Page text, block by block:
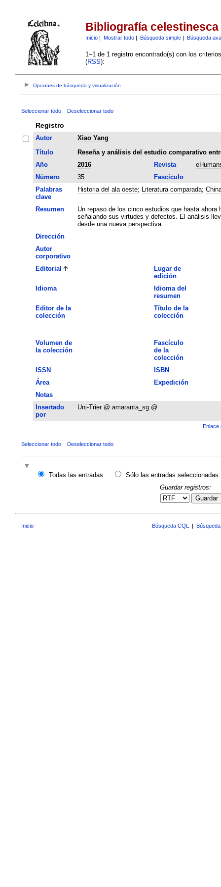
Bibliografía celestinesca
Inicio| Mostrar todo| Búsqueda simple| Búsqueda
1–1 de 1 registro encontrado(s) con los
(RSS):
Opciones de búsqueda y visualización
Seleccionar todo Deseleccionar todo
Registro
Autor
Xiao Yang
Título
Reseña y análisis del estudio comparativo
Año
2016 Revista
Número
35
Fascículo
Palabras
clave
Historia del ala oeste; Literatura comparada;
Resumen
Un repaso de los cinco estudios que hasta ahora
señalando sus virtudes y defectos. El análisis
desde una nueva perspectiva.
Dirección
Autor
corporativo
Editorial
Lugar de
edición
Idioma
Idioma del
resumen
Editor de la
colección
Título de la
colección
Volumen de
la colección
Fascículo
de la
colección
ISSN
ISBN
Área
Expedición
Notas
Insertado
por
Uni-Trier @ amaranta_sg @
Enlace
Seleccionar todo Deseleccionar todo
Todas las entradas
Sólo las entradas seleccionadas:
Guardar registros:
Guardar
Inicio Búsqueda CQL